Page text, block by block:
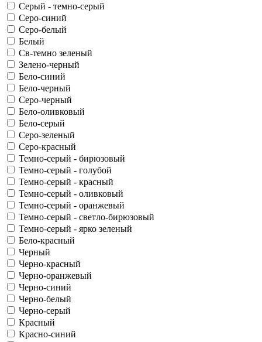
Серый - темно-серый
Серо-синий
Серо-белый
Белый
Св-темно зеленый
Зелено-черный
Бело-синий
Бело-черный
Серо-черный
Бело-оливковый
Бело-серый
Серо-зеленый
Серо-красный
Темно-серый - бирюзовый
Темно-серый - голубой
Темно-серый - красный
Темно-серый - оливковый
Темно-серый - оранжевый
Темно-серый - светло-бирюзовый
Темно-серый - ярко зеленый
Бело-красный
Черный
Черно-красный
Черно-оранжевый
Черно-синий
Черно-белый
Черно-серый
Красный
Красно-синий